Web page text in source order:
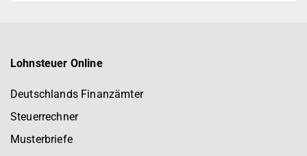
Lohnsteuer Online
Deutschlands Finanzämter
Steuerrechner
Musterbriefe